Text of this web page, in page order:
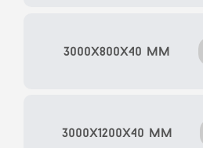
3000x800x40 мм
3000x1200x40 мм